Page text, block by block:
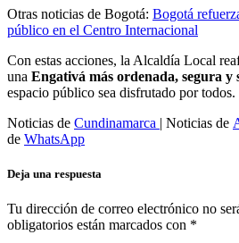
Otras noticias de Bogotá: Bogotá
público en el Centro Internacional
Con estas acciones, la Alcaldía Local
una Engativá más ordenada, segura y
espacio público sea disfrutado por todos.
Noticias de Cundinamarca | Noticias de
de WhatsApp
Deja una respuesta
Tu dirección de correo electrónico no
obligatorios están marcados con *